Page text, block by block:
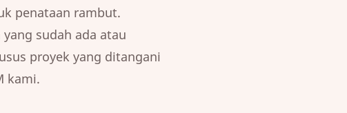
penataan rambut.
sudah ada atau
proyek yang ditangani
kami.